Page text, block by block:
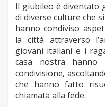
Il giubileo è diventato
di diverse culture che
hanno condiviso
la città attraverso
giovani italiani e i
casa nostra hanno
condivisione,
che hanno fatto
chiamata alla fede.